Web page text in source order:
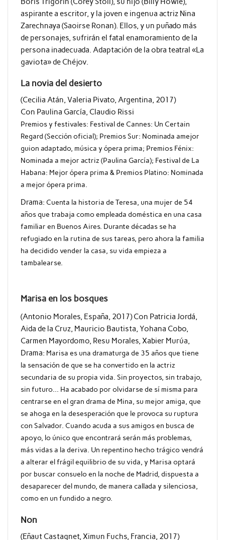
aspirante a escritor, y la joven e ingenua actriz Nina
Zarechnaya (Saoirse Ronan). Ellos, y un puñado más
de personajes, sufrirán el fatal enamoramiento de la
persona inadecuada. Adaptación de la obra teatral «La
gaviota» de Chéjov.
La novia del desierto
(Cecilia Atán, Valeria Pivato, Argentina, 2017)
Con Paulina García, Claudio Rissi
Premios y festivales: Festival de Cannes: Un Certain
Regard (Sección oficial); Premios Sur: Nominada amejor
guion adaptado, música y ópera prima; Premios Fénix:
Nominada a mejor actriz (Paulina García); Festival de La
Habana: Mejor ópera prima & Premios Platino: Nominada
a mejor ópera prima.
Drama: Cuenta la historia de Teresa, una mujer de 54
años que trabaja como empleada doméstica en una casa
familiar en Buenos Aires. Durante décadas se ha
refugiado en la rutina de sus tareas, pero ahora la familia
ha decidido vender la casa, su vida empieza a
tambalearse.
Marisa en los bosques
(Antonio Morales, España, 2017) Con Patricia Jordá,
Aida de la Cruz, Mauricio Bautista, Yohana Cobo,
Carmen Mayordomo, Resu Morales, Xabier Murúa,
Drama: Marisa es una dramaturga de 35 años que tiene
la sensación de que se ha convertido en la actriz
secundaria de su propia vida. Sin proyectos, sin trabajo,
sin futuro… Ha acabado por olvidarse de sí misma para
centrarse en el gran drama de Mina, su mejor amiga, que
se ahoga en la desesperación que le provoca su ruptura
con Salvador. Cuando acuda a sus amigos en busca de
apoyo, lo único que encontrará serán más problemas,
más vidas a la deriva. Un repentino hecho trágico vendrá
a alterar el frágil equilibrio de su vida, y Marisa optará
por buscar consuelo en la noche de Madrid, dispuesta a
desaparecer del mundo, de manera callada y silenciosa,
como en un fundido a negro.
Non
(Eñaut Castagnet, Ximun Fuchs, Francia, 2017)